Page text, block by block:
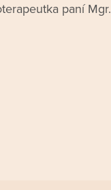
paní Mgr.